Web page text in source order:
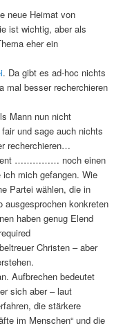
neue Heimat von
ist wichtig, aber als
eher ein
. Da gibt es ad-hoc nichts
mal besser recherchieren
Mann nun nicht
und sage auch nichts
recherchieren…
…………… noch einen
mich gefangen. Wie
Partei wählen, die in
ausgesprochen konkreten
haben genug Elend
Christen – aber
Aufbrechen bedeutet
sich aber – laut
die stärkere
im Menschen“ und die